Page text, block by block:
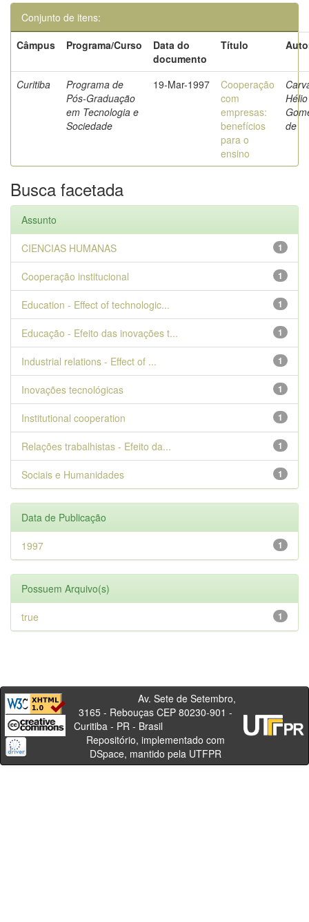
Conjunto de itens:
Câmpus
Programa/Curso
Data do
documento
Título
Curitiba
Programa de
Pós-Graduação
em Tecnologia e
Sociedade
19-Mar-1997
Cooperação
com
empresas:
benefícios
para o
ensino
Hélio
de
Busca facetada
Assunto
1
CIENCIAS HUMANAS
1
Cooperação institucional
1
Education - Effect of technologic...
1
Educação - Efeito das inovações t...
1
Industrial relations - Effect of ...
1
Inovações tecnológicas
1
Institutional cooperation
1
Relações trabalhistas - Efeito da...
1
Sociais e Humanidades
Data de Publicação
1
1997
Possuem Arquivo(s)
1
true
Av. Sete de Setembro,
3165 - Rebouças CEP 80230-901 -
Curitiba - PR - Brasil
Repositório, implementado com
DSpace, mantido pela UTFPR